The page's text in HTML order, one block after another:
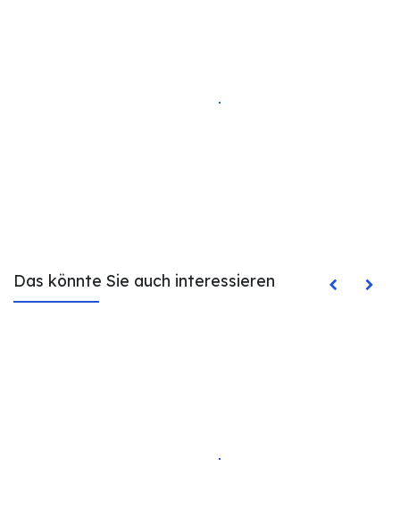
Das könnte Sie auch interessieren